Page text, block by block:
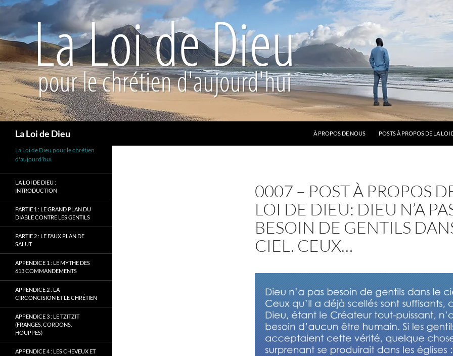
La Loi de Dieu
À PROPOS DE NOUS
POSTS À PROPOS DE LA LOI
0007 – POST À PROPOS
LOI DE DIEU: DIEU N’A
BESOIN DE GENTILS
CIEL. CEUX…
La Loi de Dieu pour le chrétien
d'aujourd'hui
LA LOI DE DIEU :
INTRODUCTION
PARTIE 1 : LE GRAND PLAN DU
DIABLE CONTRE LES GENTILS
PARTIE 2 : LE FAUX PLAN DE
SALUT
APPENDICE 1 : LE MYTHE DES
613 COMMANDEMENTS
APPENDICE 2 : LA
CIRCONCISION ET LE CHRÉTIEN
APPENDICE 3 : LE TZITZIT
(FRANGES, CORDONS,
HOUPPES)
APPENDICE 4 : LES CHEVEUX ET